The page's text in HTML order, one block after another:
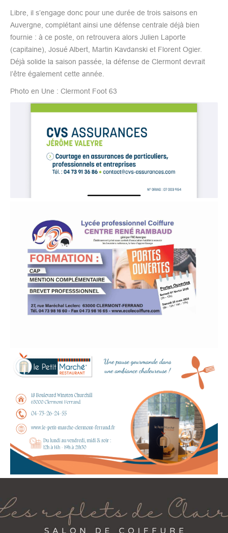
Libre, il s’engage donc pour une durée de trois saisons en
Auvergne, complétant ainsi une défense centrale déjà bien
fournie : à ce poste, on retrouvera alors Julien Laporte
(capitaine), Josué Albert, Martin Kavdanski et Florent Ogier.
Déjà solide la saison passée, la défense de Clermont devrait
l’être également cette année.
Photo en Une : Clermont Foot 63